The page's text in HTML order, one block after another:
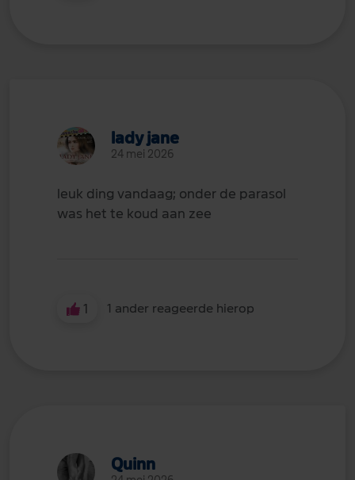
lady jane
24 mei 2026
leuk ding vandaag; onder de parasol
was het te koud aan zee
1 1 ander reageerde hierop
Quinn